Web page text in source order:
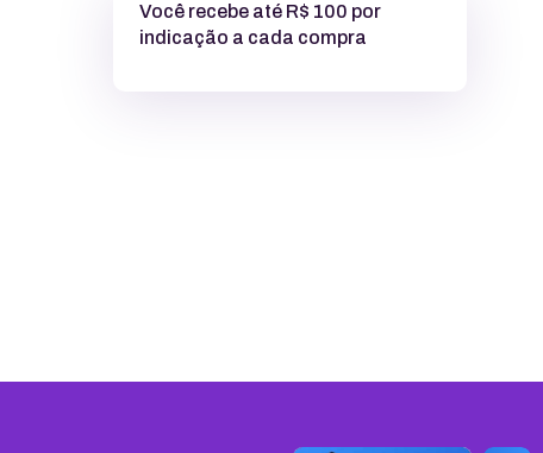
Você recebe até R$ 100 por
indicação a cada compra